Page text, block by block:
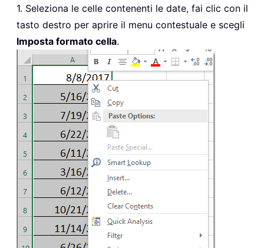
1. Seleziona le celle contenenti le date, fai clic con il
tasto destro per aprire il menu contestuale e scegli
Imposta formato cella.